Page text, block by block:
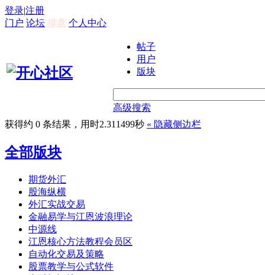
登录|注册
门户 论坛 排盘 个人中心
帖子
用户
版块
高级搜索
获得约 0 条结果，用时2.311499秒 « 隐藏侧边栏
全部版块
期货外汇
股海纵横
外汇实战交易
金融易学与江恩波浪理论
中源线
江恩核心方法教程会员区
自动化交易及策略
股票教学与公式软件